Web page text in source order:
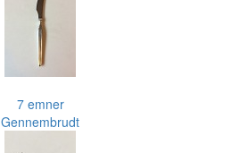
7 emner
Gennembrudt